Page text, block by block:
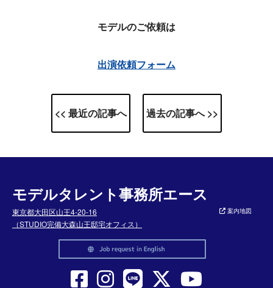
モデルのご依頼は
出演依頼フォーム
<< 最近の記事へ 過去の記事へ >>
モデルタレント事務所エース
東京都大田区山王4-20-16
（STUDIO完備大森山王邸宅オフィス）
案内地図